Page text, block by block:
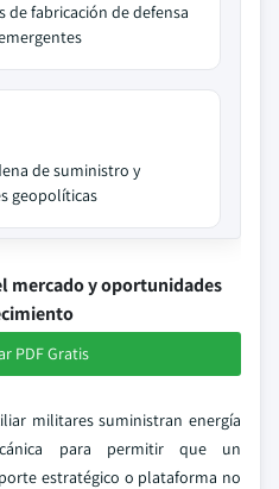
de fabricación de defensa
de suministro y
geopolíticas
mercado y oportunidades
PDF Gratis
militares suministran energía
para permitir que un
estratégico o plataforma no